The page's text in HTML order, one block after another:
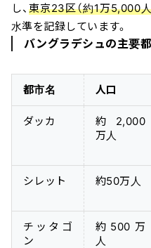
し、 東京23区（約1万5,000
水準を記録しています。
バングラデシュの主要
都市名 人口
ダッカ
約2,000
万人
シレット 約50万人
チッタゴ
ン
約500万
人